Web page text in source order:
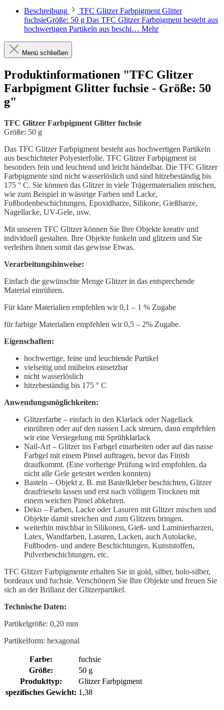
Beschreibung
TFC Glitzer Farbpigment Glitter
fuchsieGröße: 50 g Das TFC Glitzer Farbpigment besteht aus
hochwertigen Partikeln aus beschi… Mehr
Menü schließen
Produktinformationen "TFC Glitzer
Farbpigment Glitter fuchsie - Größe: 50
g"
TFC Glitzer Farbpigment Glitter fuchsie
Größe: 50 g
Das TFC Glitzer Farbpigment besteht aus hochwertigen Partikeln
aus beschichteter Polyesterfolie. TFC Glitzer Farbpigment ist
besonders fein und leuchtend und leicht händelbar. Die TFC Glitzer
Farbpigmente sind nicht wasserlöslich und sind hitzebeständig bis
175 ° C. Sie können das Glitzer in viele Trägermaterialien mischen,
wie zum Beispiel in wässrige Farben und Lacke,
Fußbodenbeschichtungen, Epoxidharze, Silikone, Gießharze,
Nagellacke, UV-Gele, usw.
Mit unseren TFC Glitzer können Sie Ihre Objekte kreativ und
individuell gestalten. Ihre Objekte funkeln und glitzern und Sie
verleihen ihnen somit das gewisse Etwas.
Verarbeitungshinweise:
Einfach die gewünschte Menge Glitzer in das entsprechende
Material einrühren.
Für klare Materialien empfehlen wir 0,1 – 1 % Zugabe
für farbige Materialien empfehlen wir 0,5 – 2% Zugabe.
Eigenschaften:
hochwertige, feine und leuchtende Partikel
vielseitig und mühelos einsetzbar
nicht wasserlöslich
hitzebeständig bis 175 ° C
Anwendungsmöglichkeiten:
Glitzerfarbe – einfach in den Klarlack oder Nagellack
einrühren oder auf den nassen Lack streuen, dann empfehlen
wir eine Versiegelung mit Sprühklarlack
Nail-Art – Glitzer ins Farbgel einarbeiten oder auf das nasse
Farbgel mit einem Pinsel auftragen, bevor das Finish
draufkommt. (Eine vorherige Prüfung wird empfohlen, da
nicht alle Gele getestet werden konnten)
Basteln – Objekt z. B. mit Bastelkleber beschichten, Glitzer
draufrieseln lassen und erst nach völligem Trocknen mit
einem weichen Pinsel abkehren.
Deko – Farben, Lacke oder Lasuren mit Glitzer mischen und
Objekte damit streichen und zum Glitzern bringen.
weiterhin mischbar in Silikonen, Gieß- und Laminierharzen,
Latex, Wandfarben, Lasuren, Lacken, auch Autolacke,
Fußboden- und andere Beschichtungen, Kunststoffen,
Pulverbeschichtungen, etc.
TFC Glitzer Farbpigmente erhalten Sie in gold, silber, holo-silber,
bordeaux und fuchsie. Verschönern Sie Ihre Objekte und freuen Sie
sich an der Brillanz der Glitzerpartikel.
Technische Daten:
Partikelgröße: 0,20 mm
Partikelform: hexagonal
Farbe:
fuchsie
Größe:
50 g
Produkttyp:
Glitzer Farbpigment
spezifisches Gewicht: 1,38